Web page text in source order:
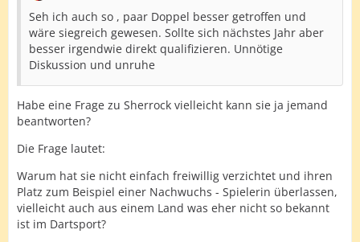
Seh ich auch so , paar Doppel besser getroffen und
wäre siegreich gewesen. Sollte sich nächstes Jahr aber
besser irgendwie direkt qualifizieren. Unnötige
Diskussion und unruhe
Habe eine Frage zu Sherrock vielleicht kann sie ja jemand
beantworten?
Die Frage lautet:
Warum hat sie nicht einfach freiwillig verzichtet und ihren
Platz zum Beispiel einer Nachwuchs - Spielerin überlassen,
vielleicht auch aus einem Land was eher nicht so bekannt
ist im Dartsport?